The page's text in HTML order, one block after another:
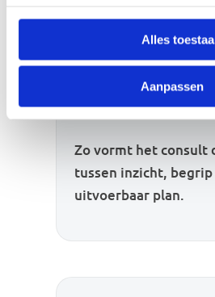
Alles
Aanpassen
tijd voor vragen en
bepalen welke
voeding, leefstijl of
diagnostiek zinvol
Zo vormt het consult
tussen inzicht, begrip
uitvoerbaar plan.